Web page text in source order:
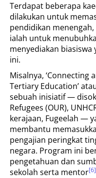
Terdapat beberapa
dilakukan untuk
pendidikan
ialah untuk
menyediakan
ini.
Misalnya, ‘Connecting
Tertiary Education’
sebuah inisiatif —
Refugees (OUR),
kerajaan, Fugeelah —
membantu
pengajian peringkat
negara. Program ini
pengetahuan dan
sekolah serta mentor[6]